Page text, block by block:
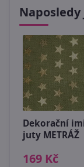
Dekorační
juty METRÁŽ
169 Kč